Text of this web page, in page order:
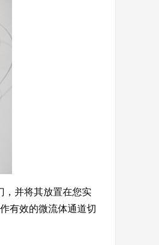
，并将其放置在您实
有效的微流体通道切